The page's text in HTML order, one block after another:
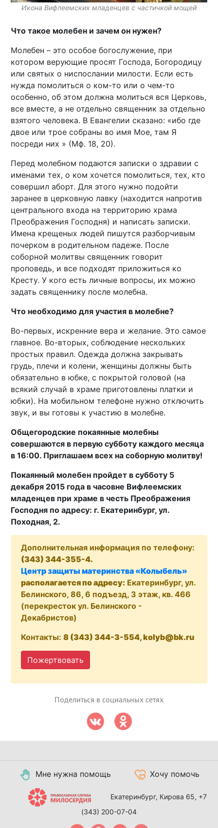
Икона Вифлеемских младенцев с частичкой мощей
Что такое молебен и зачем он нужен?
Молебен – это особое богослужение, при
котором верующие просят Господа, Богородицу
или святых о ниспослании милости. Если есть
нужда помолиться о ком-то или о чем-то
особенно, об этом должна молиться вся Церковь,
все вместе, а не отдельно священник за отдельно
взятого человека. В Евангелии сказано: «ибо где
двое или трое собраны во имя Мое, там Я
посреди них » (Мф. 18, 20).
Перед молебном подаются записки о здравии с
именами тех, о ком хочется помолиться, тех, кто
совершил аборт. Для этого нужно подойти
заранее в церковную лавку (находится напротив
центрального входа на территорию храма
Преображения Господня) и написать записки.
Имена крещеных людей пишутся разборчивым
почерком в родительном падеже. После
соборной молитвы священник говорит
проповедь, и все подходят приложиться ко
Кресту. У кого есть личные вопросы, их можно
задать священнику после молебна.
Что необходимо для участия в молебне?
Во-первых, искренние вера и желание. Это самое
главное. Во-вторых, соблюдение нескольких
простых правил. Одежда должна закрывать
грудь, плечи и колени, женщины должны быть
обязательно в юбке, с покрытой головой (на
всякий случай в храме приготовлены платки и
юбки). На мобильном телефоне нужно отключить
звук, и вы готовы к участию в молебне.
Общегородские покаянные молебны
совершаются в первую субботу каждого месяца
в 16:00. Приглашаем всех на соборную молитву!
Покаянный молебен пройдет в субботу 5
декабря 2015 года в часовне Вифлеемских
младенцев при храме в честь Преображения
Господня по адресу: г. Екатеринбург, ул.
Походная, 2.
Дополнительная информация по телефону:
(343) 344-355-4.
Центр защиты материнства «Колыбель»
располагается по адресу: Екатеринбург, ул.
Белинского, 86, 6 подъезд, 3 этаж, кв. 466
(перекресток ул. Белинского -
Декабристов)
Контакты:8 (343) 344-3-554, kolyb@bk.ru
Пожертвовать
Поделиться в социальных сетях
Мне нужна помощь Хочу помочь
Екатеринбург, Кирова 65, +7
(343) 200-07-04